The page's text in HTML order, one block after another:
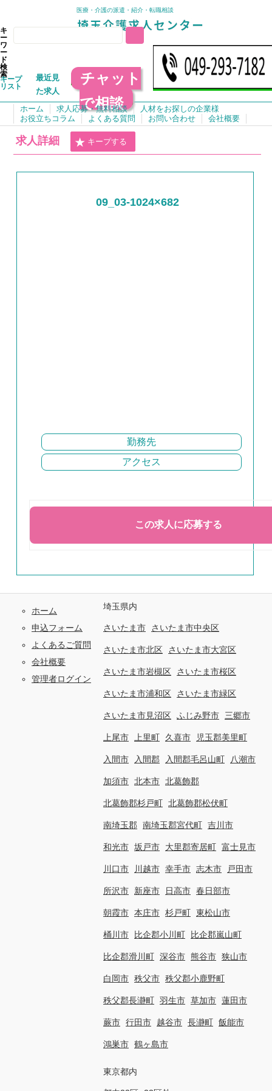
医療・介護の派遣・紹介・転職相談
キ
ー
ワ
ー
ド
検
索
キープ
リスト
最近見
た求人
チャット
で相談
ホーム 求人応募・無料相談
人材をお探しの企業様
お役立ちコラム
よくある質問 お問い合わせ 会社概要
求人詳細 キープする
09_03-1024×682
勤務先
アクセス
ホーム
申込フォーム
よくあるご質問
会社概要
管理者ログイン
埼玉県内
さいたま市 さいたま市中央区
さいたま市北区 さいたま市大宮区
さいたま市岩槻区 さいたま市桜区
さいたま市浦和区 さいたま市緑区
さいたま市見沼区 ふじみ野市 三郷市
上尾市 上里町 久喜市 児玉郡美里町
入間市 入間郡 入間郡毛呂山町 八潮市
加須市 北本市 北葛飾郡
北葛飾郡杉戸町 北葛飾郡松伏町
南埼玉郡 南埼玉郡宮代町 吉川市
和光市 坂戸市 大里郡寄居町 富士見市
川口市 川越市 幸手市 志木市 戸田市
所沢市 新座市 日高市 春日部市
朝霞市 本庄市 杉戸町 東松山市
桶川市 比企郡小川町 比企郡嵐山町
比企郡滑川町 深谷市 熊谷市 狭山市
白岡市 秩父市 秩父郡小鹿野町
秩父郡長瀞町 羽生市 草加市 蓮田市
蕨市 行田市 越谷市 長瀞町 飯能市
鴻巣市 鶴ヶ島市
東京都内